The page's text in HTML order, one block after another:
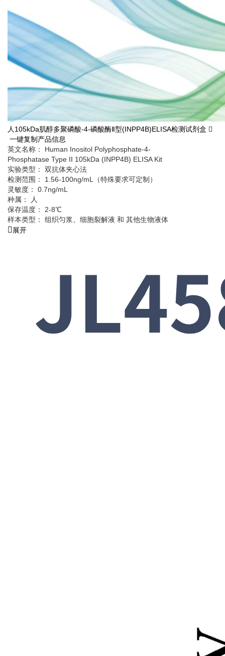
人105kDa肌醇多聚磷酸-4-磷酸酶Ⅱ型(INPP4B)ELISA检测试剂盒
一键复制产品信息
英文名称： Human Inositol Polyphosphate-4-
Phosphatase Type II 105kDa (INPP4B) ELISA Kit
实验类型： 双抗体夹心法
检测范围： 1.56-100ng/mL（特殊要求可定制）
灵敏度： 0.7ng/mL
种属： 人
保存温度： 2-8℃
样本类型： 组织匀浆、细胞裂解液 和 其他生物液体
展开